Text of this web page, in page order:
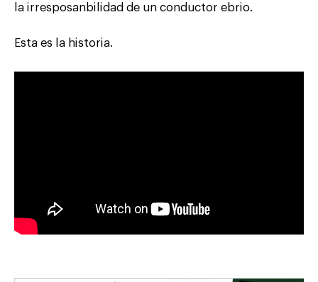
la irresposanbilidad de un conductor ebrio.
Esta es la historia.